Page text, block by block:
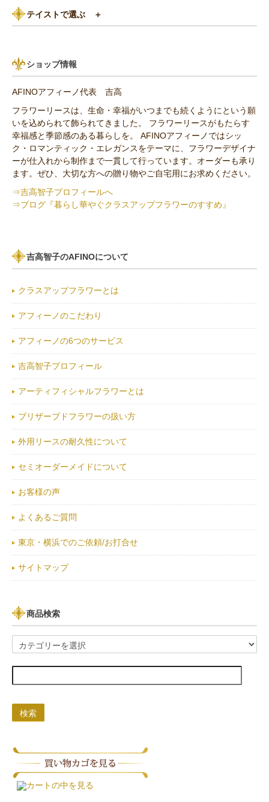
グリーン（緑色）系
8,000円～10,000円
あじさい
ひまわり
その他の花材
セミオーダー作品
テイストで選ぶ ＋
アンティーク
ショップ情報
AFINOアフィーノ代表 吉高
フラワーリースは、生命・幸福がいつまでも続くようにという願
いを込められて飾られてきました。 フラワーリースがもたらす
幸福感と季節感のある暮らしを。 AFINOアフィーノではシッ
ク・ロマンティック・エレガンスをテーマに、フラワーデザイナ
ーが仕入れから制作まで一貫して行っています。オーダーも承り
ます。ぜひ、大切な方への贈り物やご自宅用にお求めください。
⇒吉高智子プロフィールへ
⇒ブログ『暮らし華やぐクラスアップフラワーのすすめ』
吉高智子のAFINOについて
クラスアップフラワーとは
アフィーノのこだわり
アフィーノの6つのサービス
吉高智子プロフィール
アーティフィシャルフラワーとは
ブリザーブドフラワーの扱い方
外用リースの耐久性について
セミオーダーメイドについて
お客様の声
よくあるご質問
東京・横浜でのご依頼/お打合せ
サイトマップ
商品検索
検索
カートの中を見る